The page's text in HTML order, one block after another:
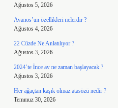
Ağustos 5, 2026
Avanos’un özellikleri nelerdir ?
Ağustos 4, 2026
22 Cüzde Ne Anlatılıyor ?
Ağustos 3, 2026
2024’te İnce av ne zaman başlayacak ?
Ağustos 3, 2026
Her ağaçtan kaşık olmaz atasözü nedir ?
Temmuz 30, 2026